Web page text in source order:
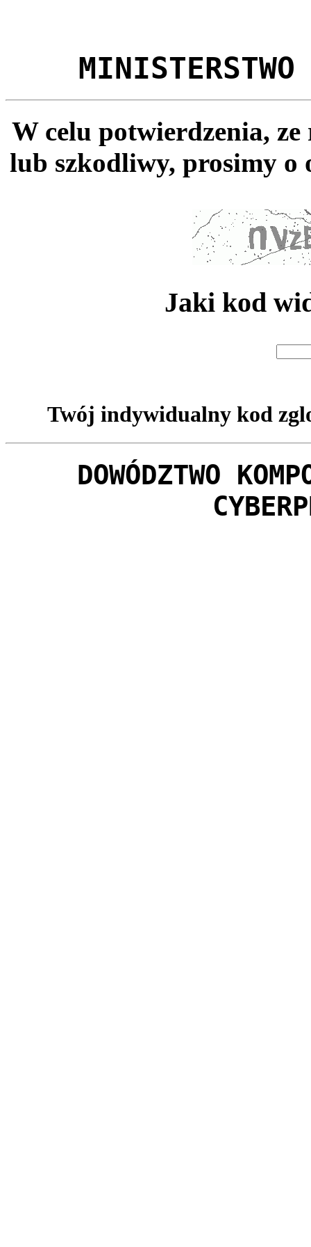
MINISTERSTWO
W celu potwierdzenia,
lub szkodliwy, prosimy o
Jaki kod
Twój indywidualny kod
DOWÓDZTWO